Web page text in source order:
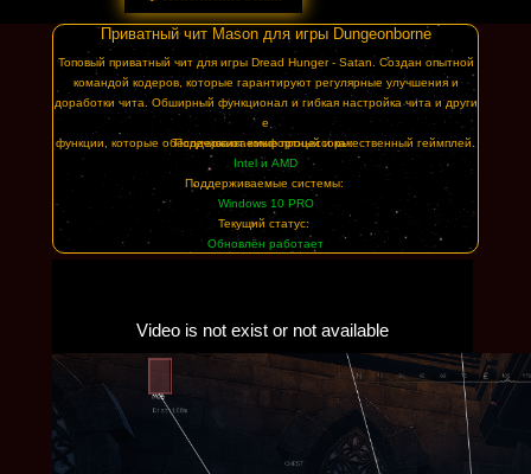
Приватный чит Mason для игры Dungeonborne
Топовый приватный чит для игры Dread Hunger - Satan. Создан опытной
командой кодеров, которые гарантируют регулярные улучшения и
доработки чита. Обширный функционал и гибкая настройка чита и други
е
функции, которые обеспечивают комфортный и качественный геймплей.
500 рублей
130 рублей
Поддерживаемые процессоры:
Intel и AMD
Поддерживаемые системы:
Windows 10 PRO
Текущий статус:
Обновлён работает